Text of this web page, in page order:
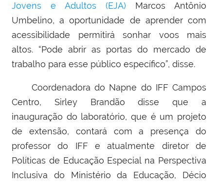
Jovens e Adultos (EJA) Marcos Antônio
Umbelino, a oportunidade de aprender com
acessibilidade permitirá sonhar voos mais
altos. “Pode abrir as portas do mercado de
trabalho para esse público específico”, disse.
Coordenadora do Napne do IFF Campos
Centro, Sirley Brandão disse que a
inauguração do laboratório, que é um projeto
de extensão, contará com a presença do
professor do IFF e atualmente diretor de
Políticas de Educação Especial na Perspectiva
Inclusiva do Ministério da Educação, Décio